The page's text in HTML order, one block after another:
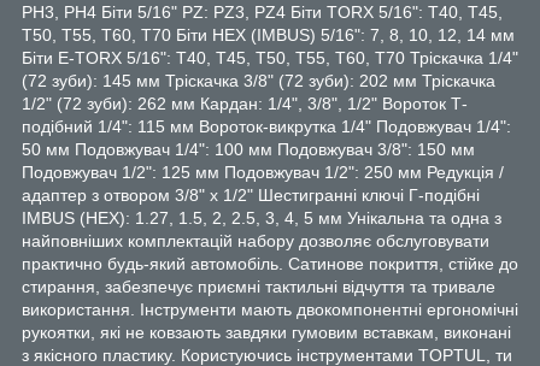
PH3, PH4 Біти 5/16" PZ: PZ3, PZ4 Біти TORX 5/16": T40, T45,
T50, T55, T60, T70 Біти HEX (IMBUS) 5/16": 7, 8, 10, 12, 14 мм
Біти E-TORX 5/16": T40, T45, T50, T55, T60, T70 Тріскачка 1/4"
(72 зуби): 145 мм Тріскачка 3/8" (72 зуби): 202 мм Тріскачка
1/2" (72 зуби): 262 мм Кардан: 1/4", 3/8", 1/2" Вороток Т-
подібний 1/4": 115 мм Вороток-викрутка 1/4" Подовжувач 1/4":
50 мм Подовжувач 1/4": 100 мм Подовжувач 3/8": 150 мм
Подовжувач 1/2": 125 мм Подовжувач 1/2": 250 мм Редукція /
адаптер з отвором 3/8" x 1/2" Шестигранні ключі Г-подібні
IMBUS (HEX): 1.27, 1.5, 2, 2.5, 3, 4, 5 мм Унікальна та одна з
найповніших комплектацій набору дозволяє обслуговувати
практично будь-який автомобіль. Сатинове покриття, стійке до
стирання, забезпечує приємні тактильні відчуття та тривале
використання. Інструменти мають двокомпонентні ергономічні
рукоятки, які не ковзають завдяки гумовим вставкам, виконані
з якісного пластику. Користуючись інструментами TOPTUL, ти